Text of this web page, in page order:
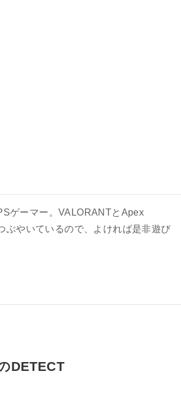
ゲーマー。VALORANTとApex
ぶやいているので、よければ是非遊び
DETECT